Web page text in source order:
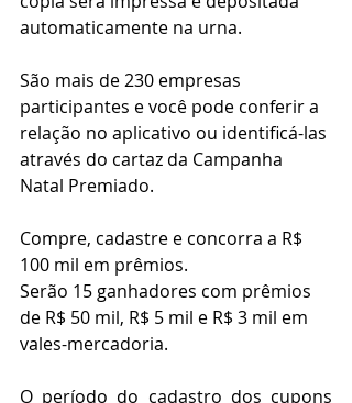
automaticamente na urna.
São mais de 230 empresas
participantes e você pode conferir a
relação no aplicativo ou identificá-las
através do cartaz da Campanha
Natal Premiado.
Compre, cadastre e concorra a R$
100 mil em prêmios.
Serão 15 ganhadores com prêmios
de R$ 50 mil, R$ 5 mil e R$ 3 mil em
vales-mercadoria.
O período do cadastro dos cupons